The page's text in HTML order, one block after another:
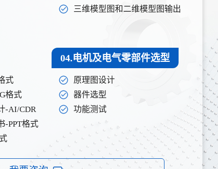
三维模型图和二维模型图输出
式
格式
-AI/CDR
-PPT格式
04.电机及电气零部件选型
原理图设计
器件选型
功能测试